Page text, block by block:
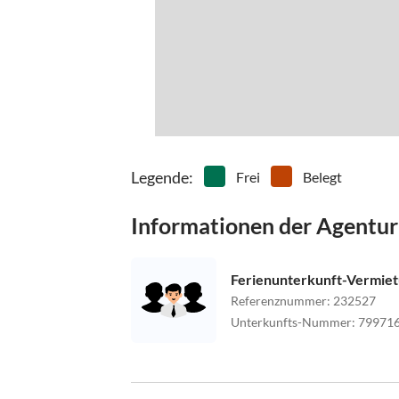
Legende: Frei Belegt
Informationen der Agentur
Ferienunterkunft-
Referenznummer: 232527
Unterkunfts-Nummer: